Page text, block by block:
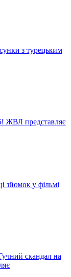
з турецьким
ЖВЛ представляє
зйомок у фільмі
скандал на